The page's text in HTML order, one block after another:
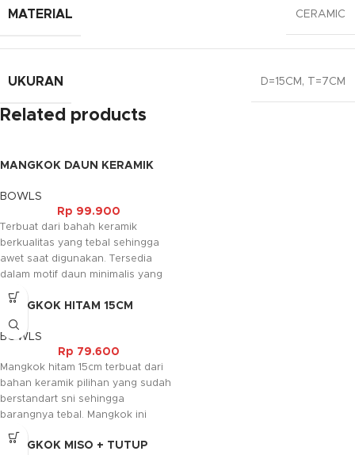
MATERIAL CERAMIC
UKURAN D=15CM, T=7CM
Related products
MANGKOK DAUN KERAMIK
BOWLS
Rp 99.900
Terbuat dari bahah keramik
berkualitas yang tebal sehingga
awet saat digunakan. Tersedia
dalam motif daun minimalis yang
menambah kesan mewah pada
barangnya. Mangkok ini sangat
klasik sehingga cocok digunakan
sebagai alas makanan maupun
penyajian semua jenis makanan.
Selain itu bahan keramik yang
digunakan bersifat food grade
sehingga aman digunakan untuk
makanan.
MANGKOK HITAM 15CM
BOWLS
Rp 79.600
Mangkok hitam 15cm terbuat dari
bahan keramik pilihan yang sudah
berstandart sni sehingga
barangnya tebal. Mangkok ini
tersedia dalam warna hitam kilap
yang menambah kesan elegant
MANGKOK MISO + TUTUP